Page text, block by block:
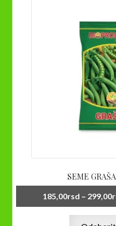
SEME
185,00rsd – 299,00